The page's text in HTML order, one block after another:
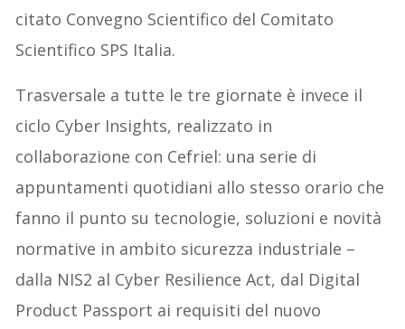
citato Convegno Scientifico del Comitato
Scientifico SPS Italia.
Trasversale a tutte le tre giornate è invece il
ciclo Cyber Insights, realizzato in
collaborazione con Cefriel: una serie di
appuntamenti quotidiani allo stesso orario che
fanno il punto su tecnologie, soluzioni e novità
normative in ambito sicurezza industriale –
dalla NIS2 al Cyber Resilience Act, dal Digital
Product Passport ai requisiti del nuovo